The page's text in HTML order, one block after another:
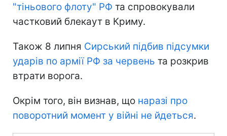
"тіньового флоту" РФ та спровокували
частковий блекаут в Криму.
Також 8 липня Сирський підбив підсумки
ударів по армії РФ за червень та розкрив
втрати ворога.
Окрім того, він визнав, що наразі про
поворотний момент у війні не йдеться.